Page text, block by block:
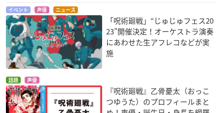
イベント 声優 ニュース
「呪術廻戦」“じゅじゅフェス20
23”開催決定！オーケストラ演奏
にあわせた生アフレコなどが実
施
話題 声優
『呪術廻戦』乙骨憂太（おっこ
つゆうた）のプロフィールまと